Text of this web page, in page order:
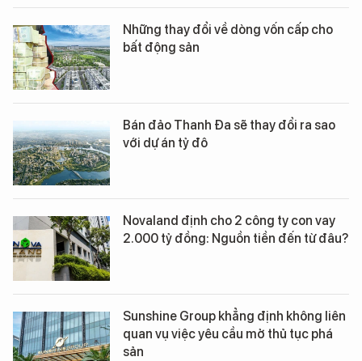
Những thay đổi về dòng vốn cấp cho
bất động sản
Bán đảo Thanh Đa sẽ thay đổi ra sao
với dự án tỷ đô
Novaland định cho 2 công ty con vay
2.000 tỷ đồng: Nguồn tiền đến từ đâu?
Sunshine Group khẳng định không liên
quan vụ việc yêu cầu mở thủ tục phá
sản